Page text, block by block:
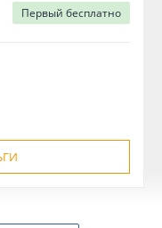
Первый бесплатно